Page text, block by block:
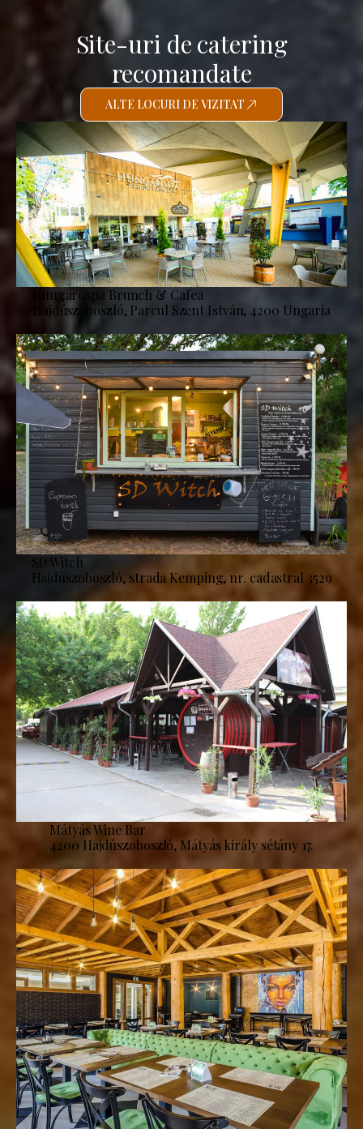
Site-uri de catering
recomandate
ALTE LOCURI DE VIZITAT
Hungarospa Brunch & Cafea
Hajdúszoboszló, Parcul Szent István, 4200 Ungaria
SD Witch
Hajdúszoboszló, strada Kemping, nr. cadastral 3529
Mátyás Wine Bar
4200 Hajdúszoboszló, Mátyás király sétány 17.